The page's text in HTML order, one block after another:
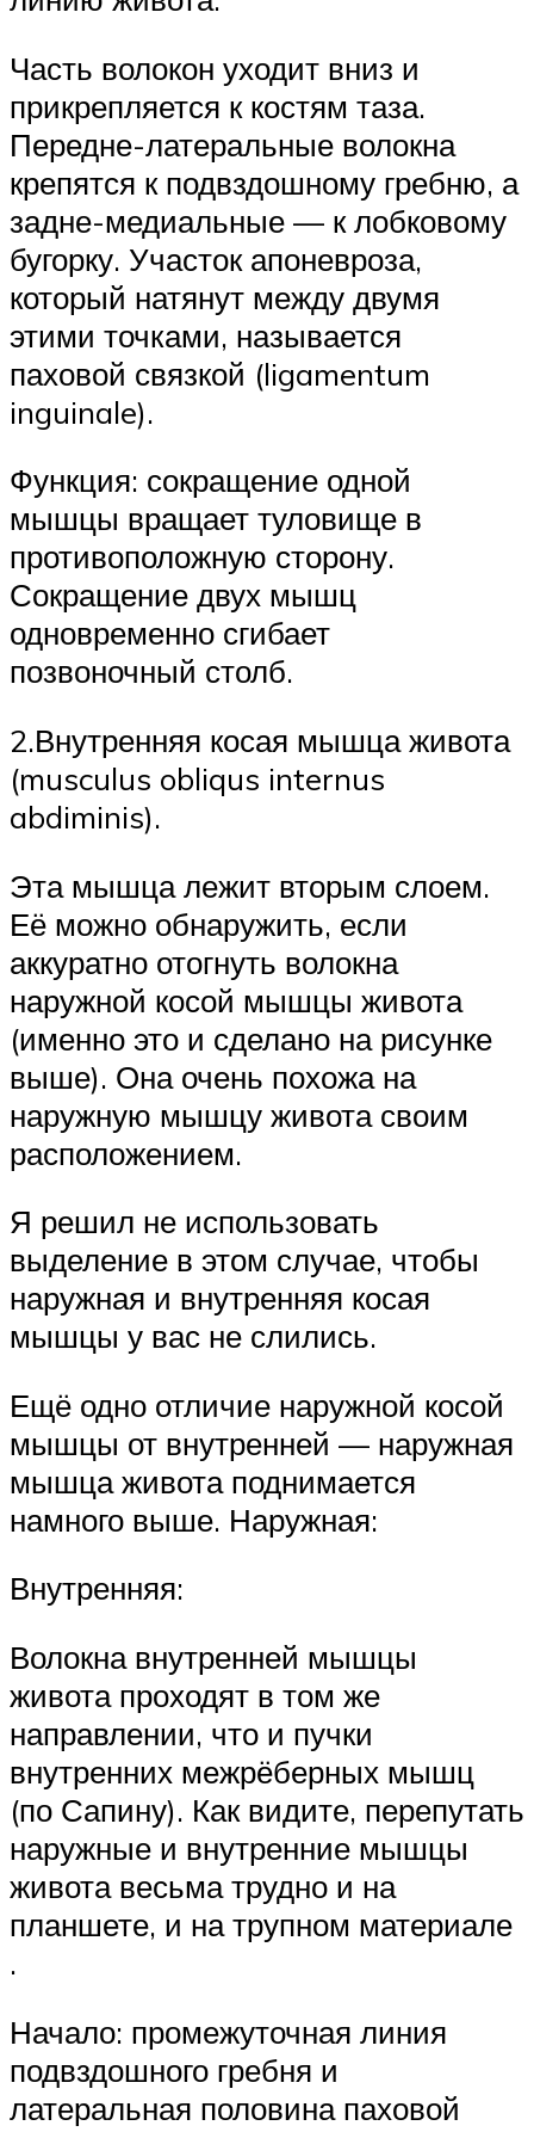
Часть волокон уходит вниз и
прикрепляется к костям таза.
Передне-латеральные волокна
крепятся к подвздошному гребню, а
задне-медиальные — к лобковому
бугорку. Участок апоневроза,
который натянут между двумя
этими точками, называется
паховой связкой (ligamentum
inguinale).
Функция: сокращение одной
мышцы вращает туловище в
противоположную сторону.
Сокращение двух мышц
одновременно сгибает
позвоночный столб.
2.Внутренняя косая мышца живота
(musculus obliqus internus
abdiminis).
Эта мышца лежит вторым слоем.
Её можно обнаружить, если
аккуратно отогнуть волокна
наружной косой мышцы живота
(именно это и сделано на рисунке
выше). Она очень похожа на
наружную мышцу живота своим
расположением.
Я решил не использовать
выделение в этом случае, чтобы
наружная и внутренняя косая
мышцы у вас не слились.
Ещё одно отличие наружной косой
мышцы от внутренней — наружная
мышца живота поднимается
намного выше. Наружная:
Внутренняя:
Волокна внутренней мышцы
живота проходят в том же
направлении, что и пучки
внутренних межрёберных мышц
(по Сапину). Как видите, перепутать
наружные и внутренние мышцы
живота весьма трудно и на
планшете, и на трупном материале
.
Начало: промежуточная линия
подвздошного гребня и
латеральная половина паховой